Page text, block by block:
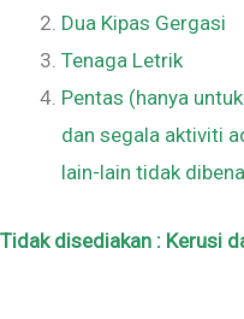
Dua Kipas Gergasi
Tenaga Letrik
Pentas (hanya
dan segala aktiviti
lain-lain tidak
Tidak disediakan : Kerusi